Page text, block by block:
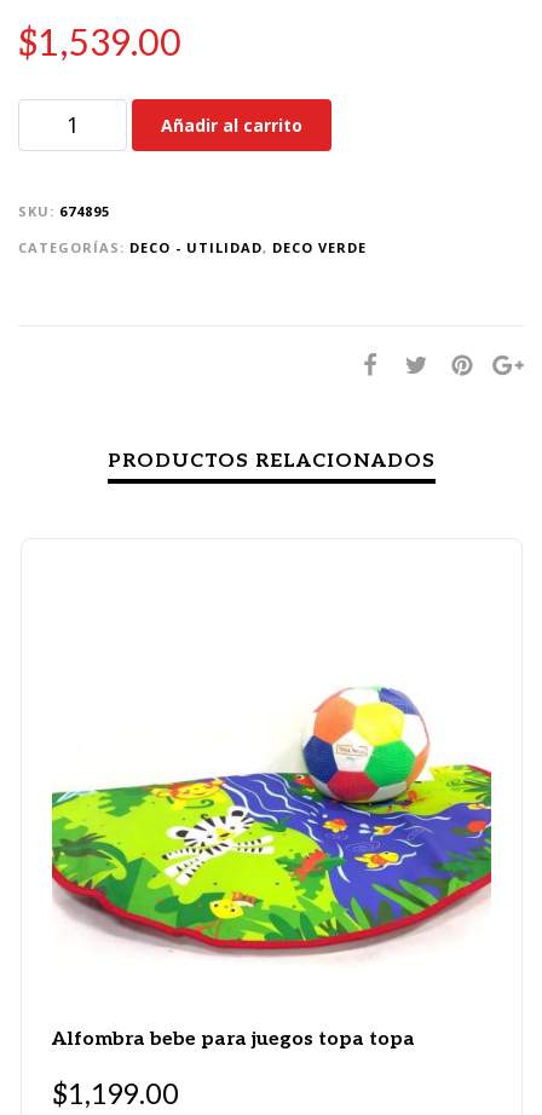
$1,539.00
Añadir al carrito
SKU: 674895
CATEGORÍAS: DECO - UTILIDAD, DECO VERDE
PRODUCTOS RELACIONADOS
Alfombra bebe para juegos topa topa
$1,199.00